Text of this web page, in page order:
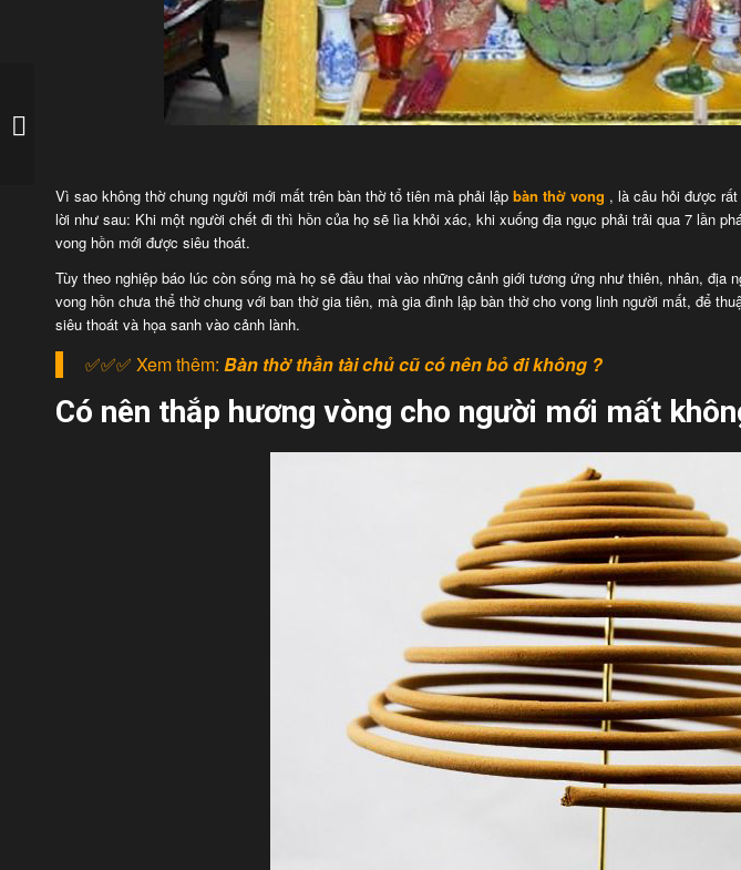
Vì sao không thờ chung người mới mất trên bàn thờ tổ tiên mà phải lập bàn thờ vong , là câu hỏi được
lời như sau: Khi một người chết đi thì hồn của họ sẽ lìa khỏi xác, khi xuống địa ngục phải trải qua 7 lần
vong hồn mới được siêu thoát.
Tùy theo nghiệp báo lúc còn sống mà họ sẽ đầu thai vào những cảnh giới tương ứng như thiên, nhân, địa
vong hồn chưa thể thờ chung với ban thờ gia tiên, mà gia đình lập bàn thờ cho vong linh người mất, để
siêu thoát và họa sanh vào cảnh lành.
✅✅✅ Xem thêm: Bàn thờ thần tài chủ cũ có nên bỏ đi không ?
Có nên thắp hương vòng cho người mới mất
Những bài văn khấn xin